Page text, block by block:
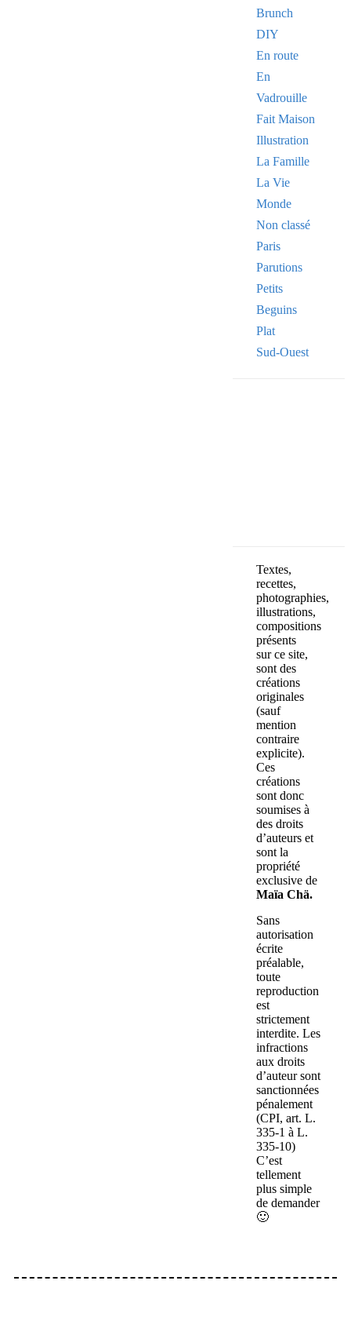
Brunch
DIY
En route
En
Vadrouille
Fait Maison
Illustration
La Famille
La Vie
Monde
Non classé
Paris
Parutions
Petits
Beguins
Plat
Sud-Ouest
Textes,
recettes,
photographies,
illustrations,
compositions
présents
sur ce site,
sont des
créations
originales
(sauf
mention
contraire
explicite).
Ces
créations
sont donc
soumises à
des droits
d’auteurs et
sont la
propriété
exclusive de
Maïa Chä.
Sans
autorisation
écrite
préalable,
toute
reproduction
est
strictement
interdite. Les
infractions
aux droits
d’auteur sont
sanctionnées
pénalement
(CPI, art. L.
335-1 à L.
335-10)
C’est
tellement
plus simple
de demander
🙂